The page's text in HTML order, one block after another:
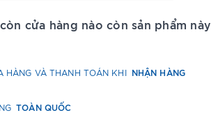
cửa hàng nào còn sản phẩm này
HÀNG VÀ THANH TOÁN KHI NHẬN HÀNG
TOÀN QUỐC